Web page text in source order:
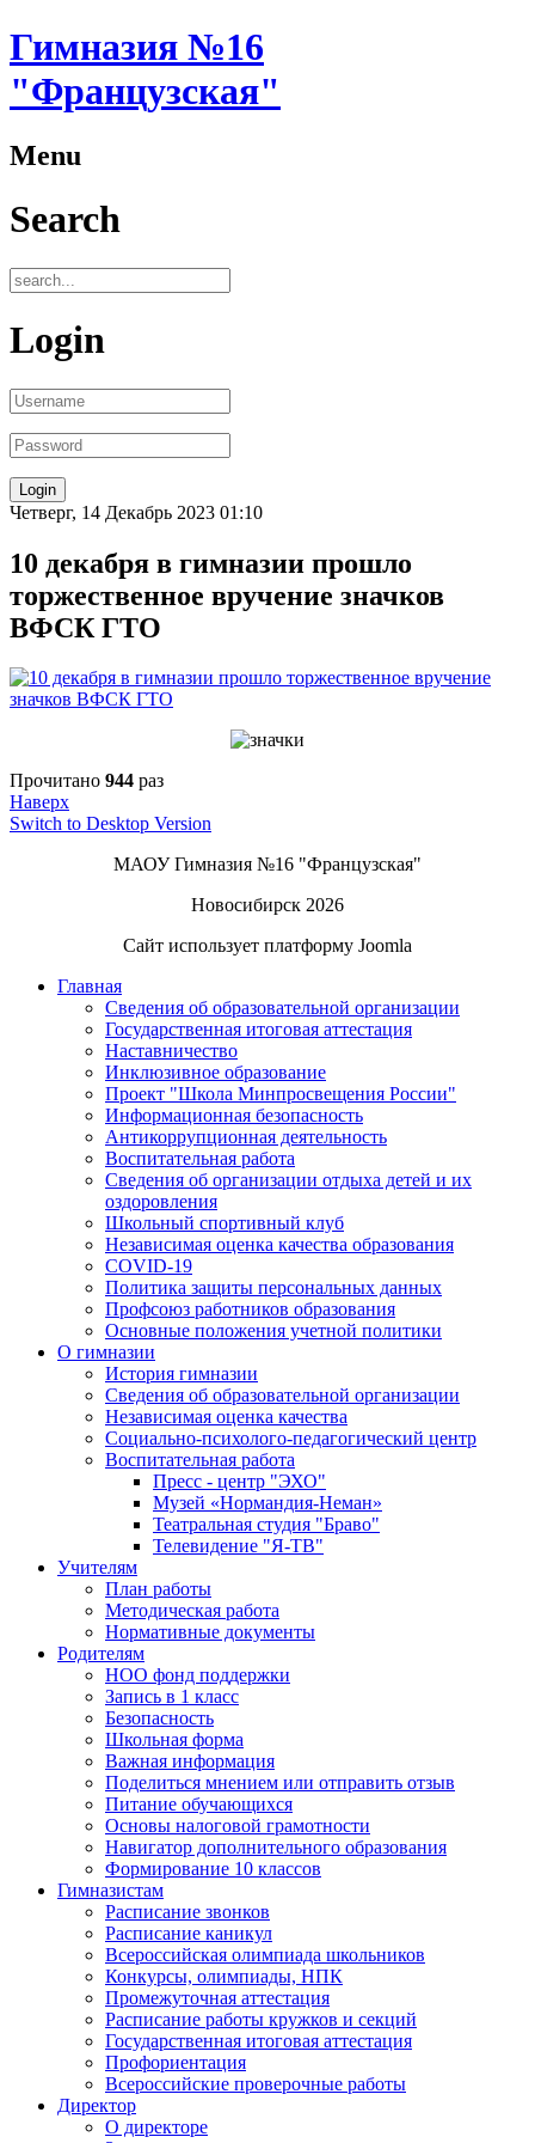
Гимназия №16
"Французская"
Menu
Search
Login
Четверг, 14 Декабрь 2023 01:10
10 декабря в гимназии прошло
торжественное вручение значков
ВФСК ГТО
Прочитано 944 раз
Наверх
Switch to Desktop Version
МАОУ Гимназия №16 "Французская"
Новосибирск 2026
Сайт использует платформу Joomla
Главная
Сведения об образовательной организации
Государственная итоговая аттестация
Наставничество
Инклюзивное образование
Проект "Школа Минпросвещения России"
Информационная безопасность
Антикоррупционная деятельность
Воспитательная работа
Сведения об организации отдыха детей и их
оздоровления
Школьный спортивный клуб
Независимая оценка качества образования
COVID-19
Политика защиты персональных данных
Профсоюз работников образования
Основные положения учетной политики
О гимназии
История гимназии
Сведения об образовательной организации
Независимая оценка качества
Социально-психолого-педагогический центр
Воспитательная работа
Пресс - центр "ЭХО"
Музей «Нормандия-Неман»
Театральная студия "Браво"
Телевидение "Я-ТВ"
Учителям
План работы
Методическая работа
Нормативные документы
Родителям
НОО фонд поддержки
Запись в 1 класс
Безопасность
Школьная форма
Важная информация
Поделиться мнением или отправить отзыв
Питание обучающихся
Основы налоговой грамотности
Навигатор дополнительного образования
Формирование 10 классов
Гимназистам
Расписание звонков
Расписание каникул
Всероссийская олимпиада школьников
Конкурсы, олимпиады, НПК
Промежуточная аттестация
Расписание работы кружков и секций
Государственная итоговая аттестация
Профориентация
Всероссийские проверочные работы
Директор
О директоре